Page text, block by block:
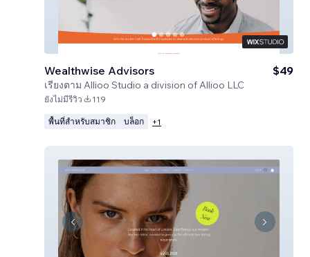
Wealthwise Advisors
เรียงตาม Allioo Studio a division of Allioo LLC
$49
ยังไม่มีรีวิว 119
พื้นที่สำหรับสมาชิก บล็อก +1